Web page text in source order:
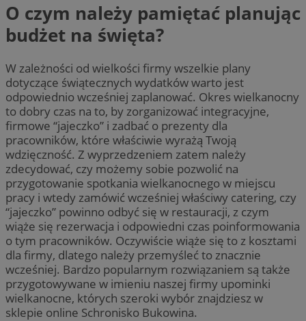
O czym należy pamiętać planując
budżet na święta?
W zależności od wielkości firmy wszelkie plany
dotyczące świątecznych wydatków warto jest
odpowiednio wcześniej zaplanować. Okres wielkanocny
to dobry czas na to, by zorganizować integracyjne,
firmowe “jajeczko” i zadbać o prezenty dla
pracowników, które właściwie wyrażą Twoją
wdzięczność. Z wyprzedzeniem zatem należy
zdecydować, czy możemy sobie pozwolić na
przygotowanie spotkania wielkanocnego w miejscu
pracy i wtedy zamówić wcześniej właściwy catering, czy
“jajeczko” powinno odbyć się w restauracji, z czym
wiąże się rezerwacja i odpowiedni czas poinformowania
o tym pracowników. Oczywiście wiąże się to z kosztami
dla firmy, dlatego należy przemyśleć to znacznie
wcześniej. Bardzo popularnym rozwiązaniem są także
przygotowywane w imieniu naszej firmy upominki
wielkanocne, których szeroki wybór znajdziesz w
sklepie online Schronisko Bukowina.